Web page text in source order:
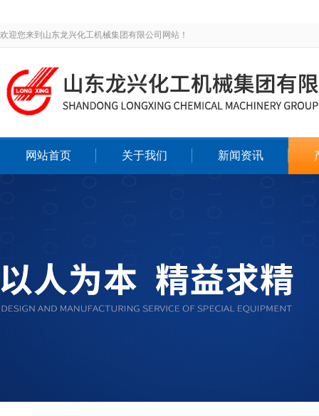
欢迎您来到山东龙兴化工机械集团有限公司网站！
网站首页 关于我们 新闻资讯